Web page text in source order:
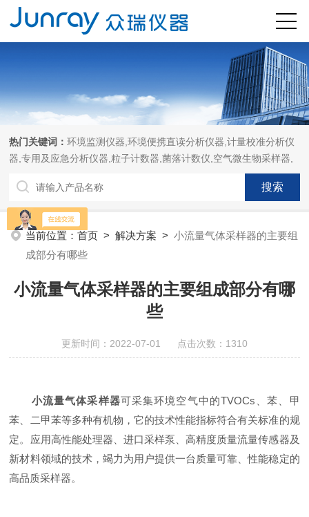
热门关键词：环境监测仪器,环境便携直读分析仪器,计量校准分析仪
器,专用及应急分析仪器,粒子计数器,菌落计数仪,空气微生物采样器,
当前位置：首页 >解决方案 >小流量气体采样器的主要组
成部分有哪些
小流量气体采样器的主要组成部分有哪
些
更新时间：2022-07-01 点击次数：1310
小流量气体采样器可采集环境空气中的TVOCs、苯、甲
苯、二甲苯等多种有机物，它的技术性能指标符合有关标准的规
定。应用高性能处理器、进口采样泵、高精度质量流量传感器及
新材料领域的技术，竭力为用户提供一台质量可靠、性能稳定的
高品质采样器。